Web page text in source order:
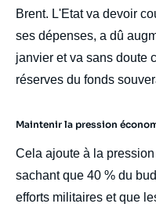
Brent. L'Etat va devoir
ses dépenses, a dû
janvier et va sans doute
réserves du fonds
Maintenir la pression
Cela ajoute à la
sachant que 40 % du
efforts militaires et que